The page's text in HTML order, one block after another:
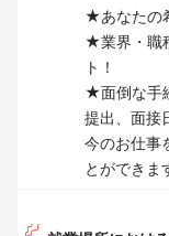
★あなたの
★業界・職
ト！
★面倒な手
提出、面接
今のお仕事
とができま